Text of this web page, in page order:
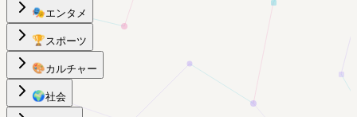
🎭エンタメ
🏆スポーツ
🎨カルチャー
🌍社会